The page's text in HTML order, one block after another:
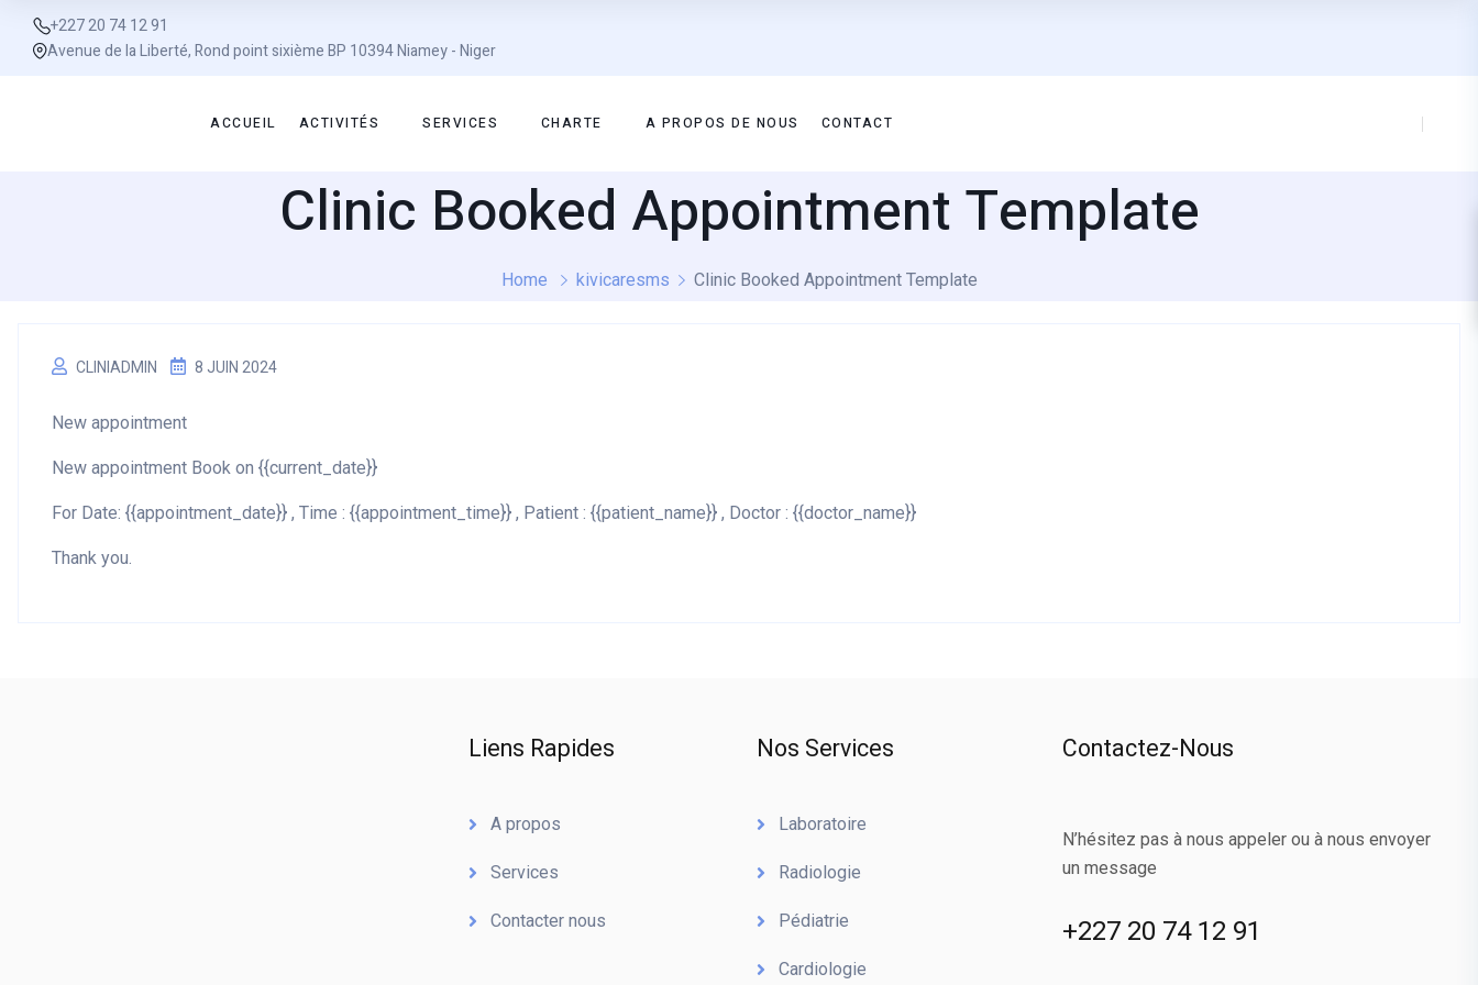
+227 20 74 12 91
Avenue de la Liberté, Rond point sixième BP 10394 Niamey - Niger
ACCUEIL ACTIVITÉS SERVICES CHARTE A PROPOS DE NOUS CONTACT
Clinic Booked Appointment Template
Home kivicaresms Clinic Booked Appointment Template
CLINIADMIN 8 JUIN 2024
New appointment
New appointment Book on {{current_date}}
For Date: {{appointment_date}} , Time : {{appointment_time}} , Patient : {{patient_name}} , Doctor : {{doctor_name}}
Thank you.
Liens Rapides
A propos
Services
Contacter nous
Nos Services
Laboratoire
Radiologie
Pédiatrie
Cardiologie
Contactez-Nous
N’hésitez pas à nous appeler ou à nous envoyer
un message
+227 20 74 12 91